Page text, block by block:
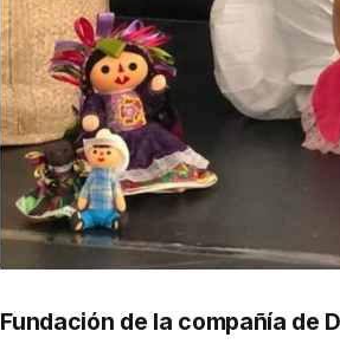
Fundación de la compañía de